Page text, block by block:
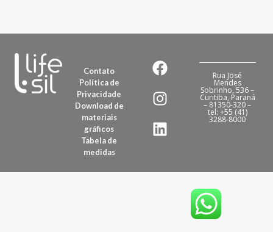
Contato
Política de
Privacidade
Download de
materiais
gráficos
Tabela de
medidas
Rua José
Mendes
Sobrinho, 536 –
Curitiba, Paraná
– 81350-320 –
tel: +55 (41)
3288-8000